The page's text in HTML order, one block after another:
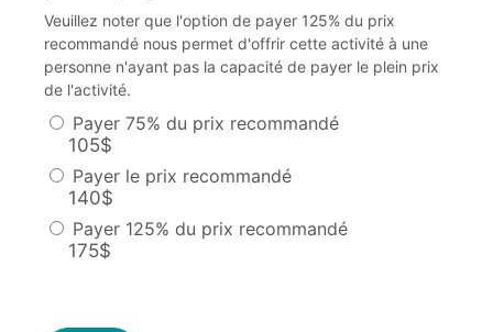
Veuillez noter que l'option de payer 125% du prix
recommandé nous permet d'offrir cette activité à une
personne n'ayant pas la capacité de payer le plein prix
de l'activité.
Payer 75% du prix recommandé
105$
Payer le prix recommandé
140$
Payer 125% du prix recommandé
175$